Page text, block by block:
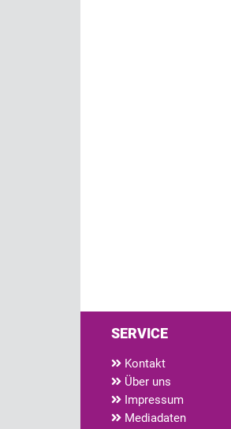
SERVICE
Kontakt
Über uns
Impressum
Mediadaten